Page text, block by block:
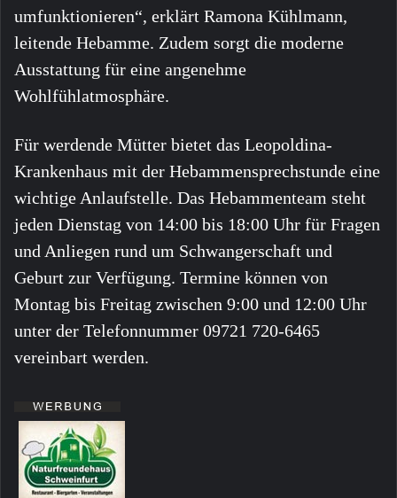
umfunktionieren“, erklärt Ramona Kühlmann,
leitende Hebamme. Zudem sorgt die moderne
Ausstattung für eine angenehme
Wohlfühlatmosphäre.
Für werdende Mütter bietet das Leopoldina-
Krankenhaus mit der Hebammensprechstunde eine
wichtige Anlaufstelle. Das Hebammenteam steht
jeden Dienstag von 14:00 bis 18:00 Uhr für Fragen
und Anliegen rund um Schwangerschaft und
Geburt zur Verfügung. Termine können von
Montag bis Freitag zwischen 9:00 und 12:00 Uhr
unter der Telefonnummer 09721 720-6465
vereinbart werden.